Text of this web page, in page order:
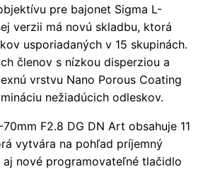
pre bajonet Sigma L-
verzii má novú skladbu, ktorá
usporiadaných v 15 skupinách.
členov s nízkou disperziou a
vrstvu Nano Porous Coating
nežiadúcich odleskov.
F2.8 DG DN Art obsahuje 11
vytvára na pohľad príjemný
aj nové programovateľné tlačidlo